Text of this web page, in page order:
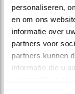
personaliseren,
en om ons
informatie over
partners voor
partners kunnen
informatie die u